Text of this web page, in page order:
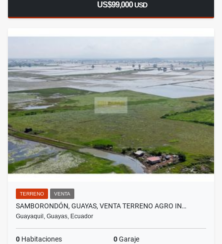
US$99,000USD
TERRENO VENTA
SAMBORONDÓN, GUAYAS, VENTA TERRENO AGRO IN…
Guayaquil, Guayas, Ecuador
0 Habitaciones 0Garaje